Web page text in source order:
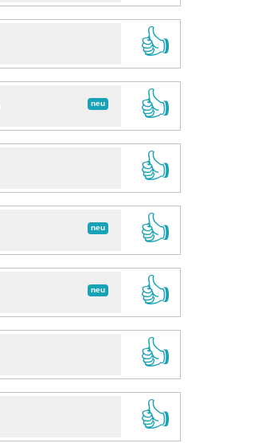
👍
neu
👍
👍
neu
👍
neu
👍
👍
👍